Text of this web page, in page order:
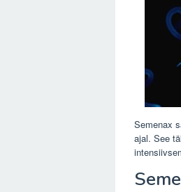
Semenax
ajal. See